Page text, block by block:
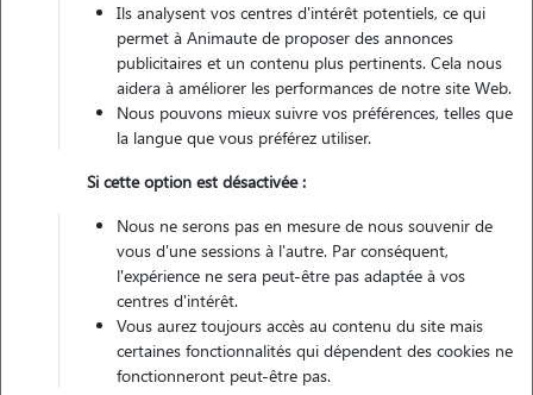
S’occuper d’un chiot Bouvier Bernois
Prix d’un Bouvier Bernois
Assurance pour Bouvier Bernois
Alimentation Bouvier Bernois
Quelles sont les caractéristiques
physiques du Bouvier Bernois ?
C’est un chien de grande taille avec un magnifique pelage tricolore,
enveloppé de noir sur une poitrine blanche avec des touches de
bruns. Le tout réparti symétriquement.
Ils analysent vos centres d'intérêt potentiels, ce qui
permet à Animaute de proposer des annonces
publicitaires et un contenu plus pertinents. Cela nous
aidera à améliorer les performances de notre site Web.
Nous pouvons mieux suivre vos préférences, telles que
la langue que vous préférez utiliser.
Si cette option est désactivée :
Nous ne serons pas en mesure de nous souvenir de
vous d'une sessions à l'autre. Par conséquent,
l'expérience ne sera peut-être pas adaptée à vos
centres d'intérêt.
Vous aurez toujours accès au contenu du site mais
certaines fonctionnalités qui dépendent des cookies ne
fonctionneront peut-être pas.